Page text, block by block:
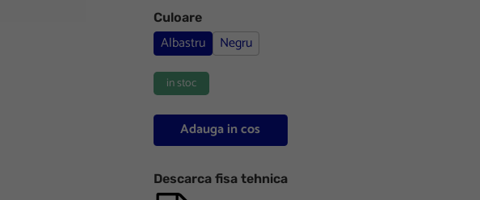
Culoare
Albastru Negru
in stoc
Adauga in cos
Descarca fisa tehnica